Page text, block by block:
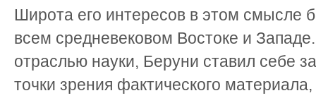
Широта его интересов в этом смысле
всем средневековом Востоке и
отраслью науки, Беруни ставил себе
точки зрения фактического